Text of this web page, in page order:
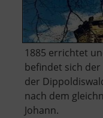
1885 errichtet
befindet sich der
der
nach dem
Johann.